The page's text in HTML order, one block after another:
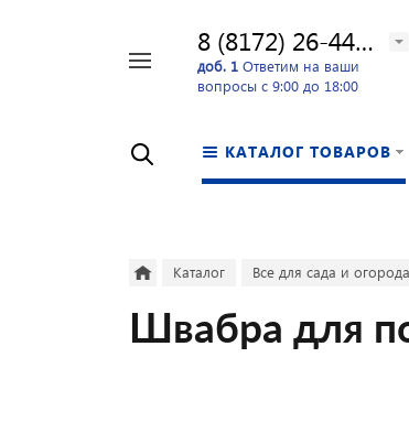
8 (8172) 26-44-24
доб. 1 Ответим на ваши
вопросы с 9:00 до 18:00
КАТАЛОГ ТОВАРОВ
Каталог Все для сада и
Швабра для